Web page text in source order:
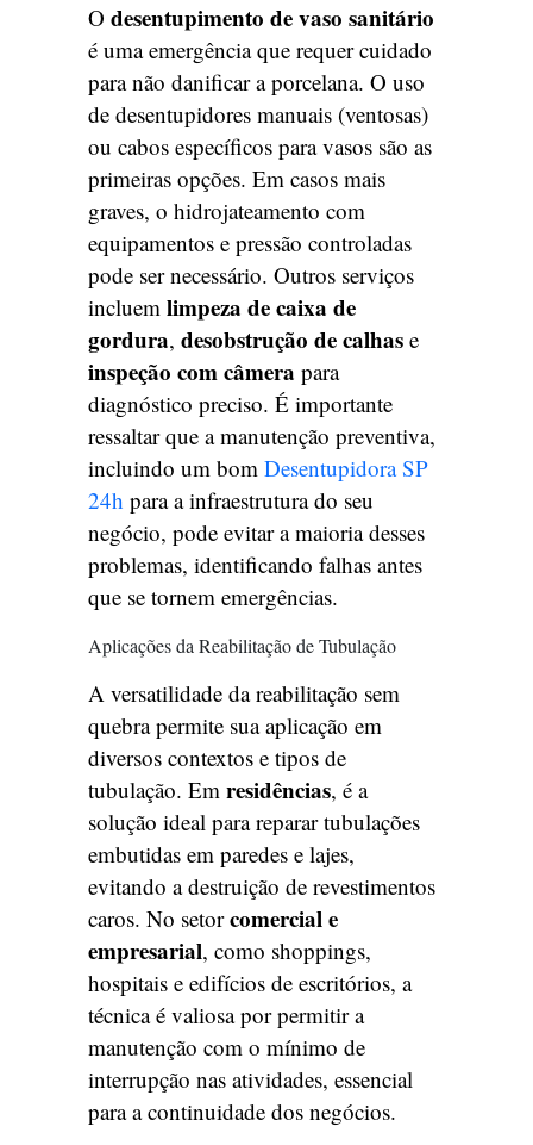
O desentupimento de vaso sanitário
é uma emergência que requer cuidado
para não danificar a porcelana. O uso
de desentupidores manuais (ventosas)
ou cabos específicos para vasos são as
primeiras opções. Em casos mais
graves, o hidrojateamento com
equipamentos e pressão controladas
pode ser necessário. Outros serviços
incluem limpeza de caixa de
gordura, desobstrução de calhas e
inspeção com câmera para
diagnóstico preciso. É importante
ressaltar que a manutenção preventiva,
incluindo um bom Desentupidora SP
24h para a infraestrutura do seu
negócio, pode evitar a maioria desses
problemas, identificando falhas antes
que se tornem emergências.
Aplicações da Reabilitação de Tubulação
A versatilidade da reabilitação sem
quebra permite sua aplicação em
diversos contextos e tipos de
tubulação. Em residências, é a
solução ideal para reparar tubulações
embutidas em paredes e lajes,
evitando a destruição de revestimentos
caros. No setorcomercial e
empresarial, como shoppings,
hospitais e edifícios de escritórios, a
técnica é valiosa por permitir a
manutenção com o mínimo de
interrupção nas atividades, essencial
para a continuidade dos negócios.